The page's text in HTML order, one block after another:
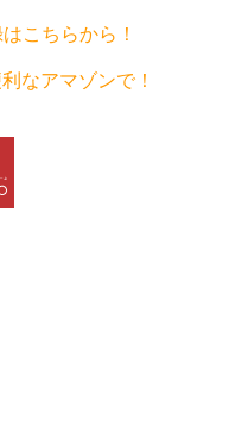
こちらから！
なアマゾンで！